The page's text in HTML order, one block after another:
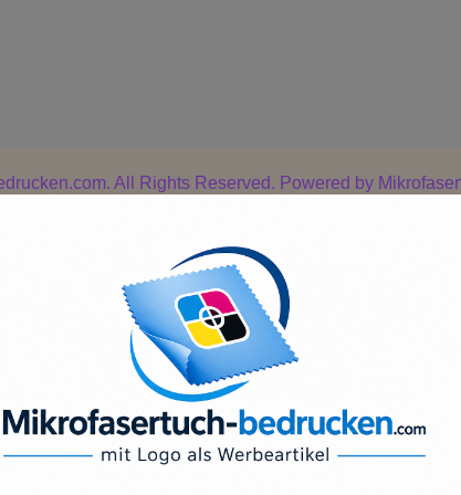
All Rights Reserved. Powered by